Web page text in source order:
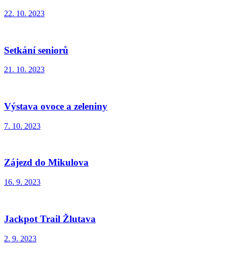
22. 10. 2023
Setkání seniorů
21. 10. 2023
Výstava ovoce a zeleniny
7. 10. 2023
Zájezd do Mikulova
16. 9. 2023
Jackpot Trail Žlutava
2. 9. 2023